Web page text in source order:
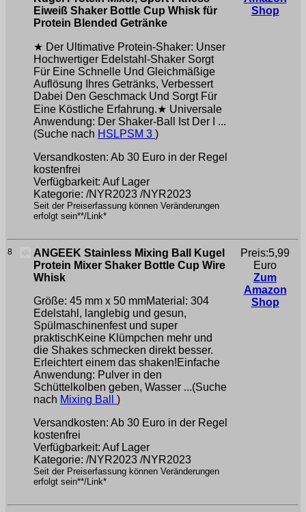
Eiweiß Shaker Bottle Cup Whisk für
Protein Blended Getränke
★ Der Ultimative Protein-Shaker: Unser
Hochwertiger Edelstahl-Shaker Sorgt
Für Eine Schnelle Und Gleichmäßige
Auflösung Ihres Getränks, Verbessert
Dabei Den Geschmack Und Sorgt Für
Eine Köstliche Erfahrung.★ Universale
Anwendung: Der Shaker-Ball Ist Der I ...
(Suche nach HSLPSM 3 )
Versandkosten: Ab 30 Euro in der Regel
kostenfrei
Verfügbarkeit: Auf Lager
Kategorie: /NYR2023 /NYR2023
Seit der Preiserfassung können Veränderungen
erfolgt sein**/Link*
Shop
8
ANGEEK Stainless Mixing Ball Kugel
Protein Mixer Shaker Bottle Cup Wire
Whisk
Größe: 45 mm x 50 mmMaterial: 304
Edelstahl, langlebig und gesun,
Spülmaschinenfest und super
praktischKeine Klümpchen mehr und
die Shakes schmecken direkt besser.
Erleichtert einem das shaken!Einfache
Anwendung: Pulver in den
Schüttelkolben geben, Wasser ...(Suche
nach Mixing Ball )
Versandkosten: Ab 30 Euro in der Regel
kostenfrei
Verfügbarkeit: Auf Lager
Kategorie: /NYR2023 /NYR2023
Seit der Preiserfassung können Veränderungen
erfolgt sein**/Link*
Preis:5,99
Euro
Zum
Amazon
Shop